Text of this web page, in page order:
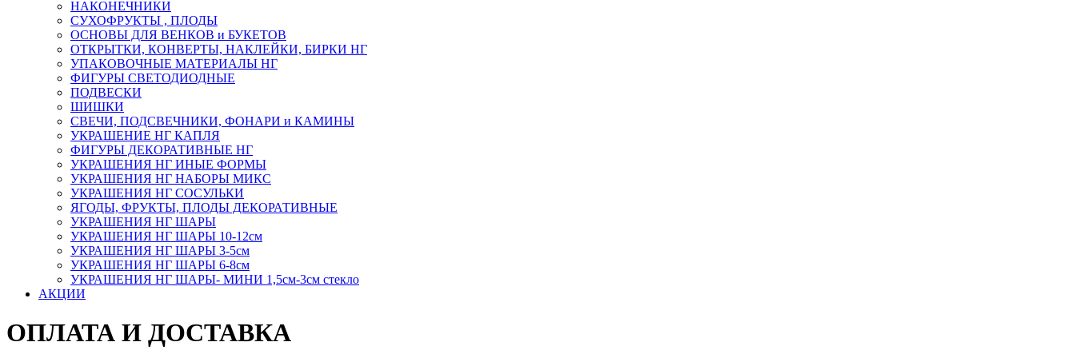
НАКОНЕЧНИКИ
СУХОФРУКТЫ , ПЛОДЫ
ОСНОВЫ ДЛЯ ВЕНКОВ и БУКЕТОВ
ОТКРЫТКИ, КОНВЕРТЫ, НАКЛЕЙКИ, БИРКИ НГ
УПАКОВОЧНЫЕ МАТЕРИАЛЫ НГ
ФИГУРЫ СВЕТОДИОДНЫЕ
ПОДВЕСКИ
ШИШКИ
СВЕЧИ, ПОДСВЕЧНИКИ, ФОНАРИ и КАМИНЫ
УКРАШЕНИЕ НГ КАПЛЯ
ФИГУРЫ ДЕКОРАТИВНЫЕ НГ
УКРАШЕНИЯ НГ ИНЫЕ ФОРМЫ
УКРАШЕНИЯ НГ НАБОРЫ МИКС
УКРАШЕНИЯ НГ СОСУЛЬКИ
ЯГОДЫ, ФРУКТЫ, ПЛОДЫ ДЕКОРАТИВНЫЕ
УКРАШЕНИЯ НГ ШАРЫ
УКРАШЕНИЯ НГ ШАРЫ 10-12см
УКРАШЕНИЯ НГ ШАРЫ 3-5см
УКРАШЕНИЯ НГ ШАРЫ 6-8см
УКРАШЕНИЯ НГ ШАРЫ- МИНИ 1,5см-3см стекло
АКЦИИ
ОПЛАТА И ДОСТАВКА